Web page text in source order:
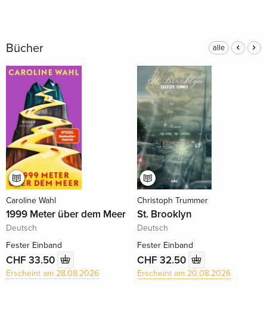
Bücher alle
Caroline Wahl
1999 Meter über dem Meer
Deutsch
Fester Einband
CHF 33.50
Erscheint am 28.08.2026
Christoph Trummer
St. Brooklyn
Deutsch
Fester Einband
CHF 32.50
Erscheint am 20.08.2026